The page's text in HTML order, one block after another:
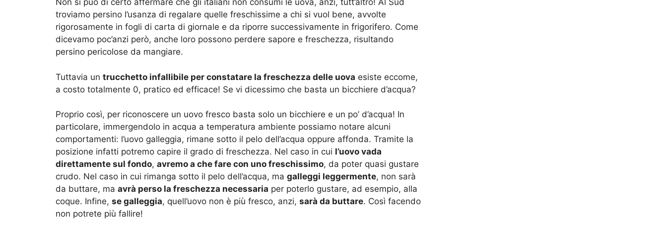
Non si può di certo affermare che gli italiani non consumi le uova, anzi, tutt’altro! Al Sud
troviamo persino l’usanza di regalare quelle freschissime a chi si vuol bene, avvolte
rigorosamente in fogli di carta di giornale e da riporre successivamente in frigorifero. Come
dicevamo poc’anzi però, anche loro possono perdere sapore e freschezza, risultando
persino pericolose da mangiare.
Tuttavia un trucchetto infallibile per constatare la freschezza delle uova esiste eccome,
a costo totalmente 0, pratico ed efficace! Se vi dicessimo che basta un bicchiere d’acqua?
Proprio così, per riconoscere un uovo fresco basta solo un bicchiere e un po’ d’acqua! In
particolare, immergendolo in acqua a temperatura ambiente possiamo notare alcuni
comportamenti: l’uovo galleggia, rimane sotto il pelo dell’acqua oppure affonda. Tramite la
posizione infatti potremo capire il grado di freschezza. Nel caso in cui l’uovo vada
direttamente sul fondo, avremo a che fare con uno freschissimo, da poter quasi gustare
crudo. Nel caso in cui rimanga sotto il pelo dell’acqua, ma galleggi leggermente, non sarà
da buttare, ma avrà perso la freschezza necessaria per poterlo gustare, ad esempio, alla
coque. Infine, se galleggia, quell’uovo non è più fresco, anzi, sarà da buttare. Così facendo
non potrete più fallire!